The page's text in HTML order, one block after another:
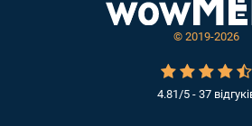
© 2019-2026
4.81/5 - 37